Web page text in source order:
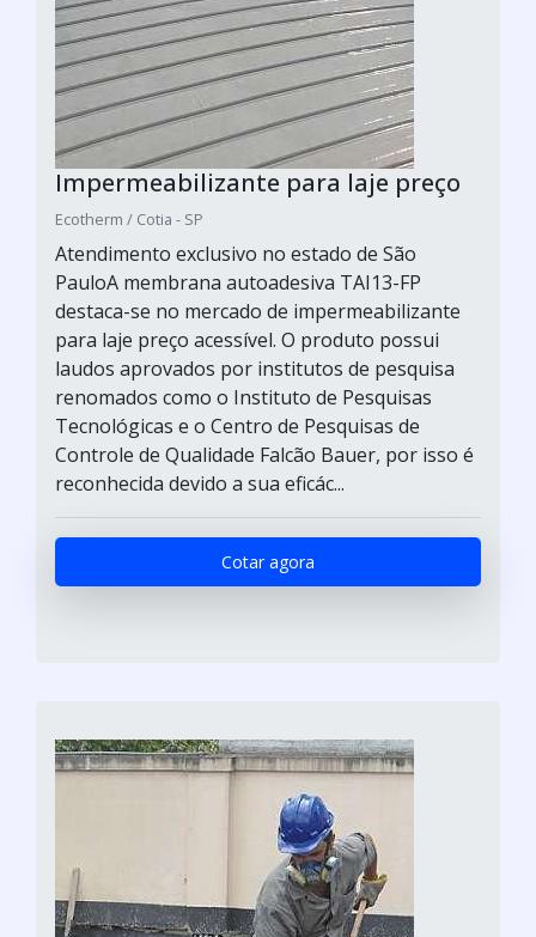
Impermeabilizante para laje preço
Ecotherm / Cotia - SP
Atendimento exclusivo no estado de São
PauloA membrana autoadesiva TAI13-FP
destaca-se no mercado de impermeabilizante
para laje preço acessível. O produto possui
laudos aprovados por institutos de pesquisa
renomados como o Instituto de Pesquisas
Tecnológicas e o Centro de Pesquisas de
Controle de Qualidade Falcão Bauer, por isso é
reconhecida devido a sua eficác...
Cotar agora